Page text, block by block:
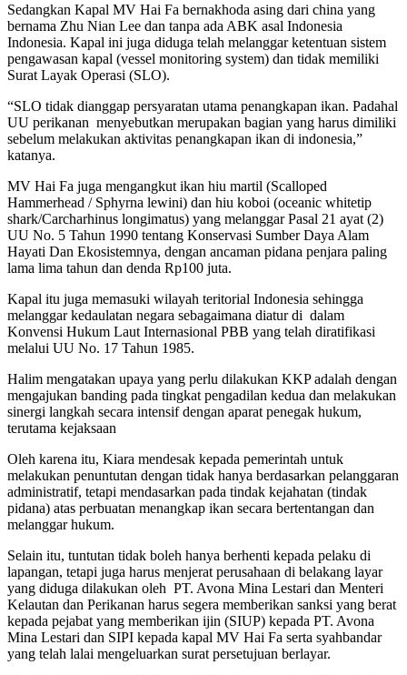
Sedangkan Kapal MV Hai Fa bernakhoda asing dari china yang
bernama Zhu Nian Lee dan tanpa ada ABK asal Indonesia
Indonesia. Kapal ini juga diduga telah melanggar ketentuan sistem
pengawasan kapal (vessel monitoring system) dan tidak memiliki
Surat Layak Operasi (SLO).
“SLO tidak dianggap persyaratan utama penangkapan ikan. Padahal
UU perikanan menyebutkan merupakan bagian yang harus dimiliki
sebelum melakukan aktivitas penangkapan ikan di indonesia,”
katanya.
MV Hai Fa juga mengangkut ikan hiu martil (Scalloped
Hammerhead / Sphyrna lewini) dan hiu koboi (oceanic whitetip
shark/Carcharhinus longimatus) yang melanggar Pasal 21 ayat (2)
UU No. 5 Tahun 1990 tentang Konservasi Sumber Daya Alam
Hayati Dan Ekosistemnya, dengan ancaman pidana penjara paling
lama lima tahun dan denda Rp100 juta.
Kapal itu juga memasuki wilayah teritorial Indonesia sehingga
melanggar kedaulatan negara sebagaimana diatur di dalam
Konvensi Hukum Laut Internasional PBB yang telah diratifikasi
melalui UU No. 17 Tahun 1985.
Halim mengatakan upaya yang perlu dilakukan KKP adalah dengan
mengajukan banding pada tingkat pengadilan kedua dan melakukan
sinergi langkah secara intensif dengan aparat penegak hukum,
terutama kejaksaan
Oleh karena itu, Kiara mendesak kepada pemerintah untuk
melakukan penuntutan dengan tidak hanya berdasarkan pelanggaran
administratif, tetapi mendasarkan pada tindak kejahatan (tindak
pidana) atas perbuatan menangkap ikan secara bertentangan dan
melanggar hukum.
Selain itu, tuntutan tidak boleh hanya berhenti kepada pelaku di
lapangan, tetapi juga harus menjerat perusahaan di belakang layar
yang diduga dilakukan oleh PT. Avona Mina Lestari dan Menteri
Kelautan dan Perikanan harus segera memberikan sanksi yang berat
kepada pejabat yang memberikan ijin (SIUP) kepada PT. Avona
Mina Lestari dan SIPI kepada kapal MV Hai Fa serta syahbandar
yang telah lalai mengeluarkan surat persetujuan berlayar.